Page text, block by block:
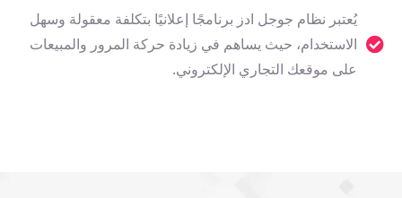
يُعتبر نظام جوجل ادز برنامجًا إعلانيًا بتكلفة معقولة وسهل
الاستخدام، حيث يساهم في زيادة حركة المرور والمبيعات
على موقعك التجاري الإلكتروني.